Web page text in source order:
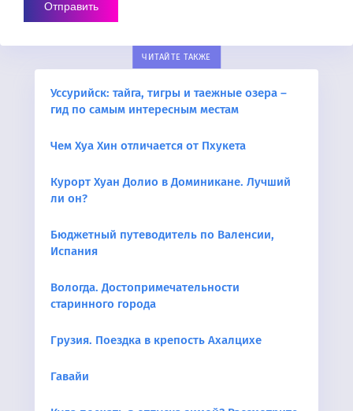
ЧИТАЙТЕ ТАКЖЕ
Уссурийск: тайга, тигры и таежные озера –
гид по самым интересным местам
Чем Хуа Хин отличается от Пхукета
Курорт Хуан Долио в Доминикане. Лучший
ли он?
Бюджетный путеводитель по Валенсии,
Испания
Вологда. Достопримечательности
старинного города
Грузия. Поездка в крепость Ахалцихе
Гавайи